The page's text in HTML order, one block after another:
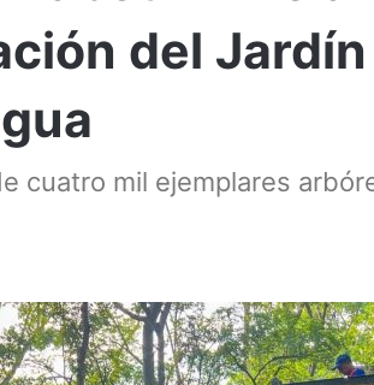
del
cuatro mil ejemplares